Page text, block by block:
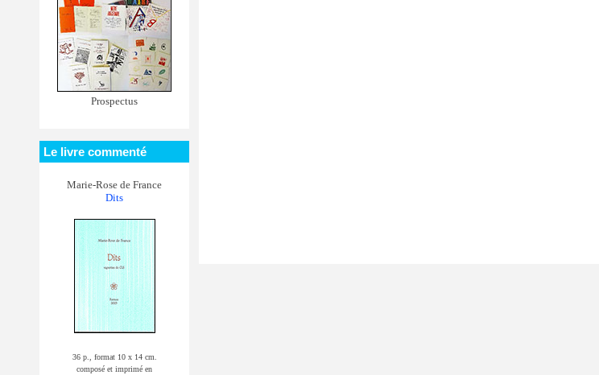
Prospectus
Le livre commenté
Marie-Rose de France
Dits
36 p., format 10 x 14 cm.
composé et imprimé en